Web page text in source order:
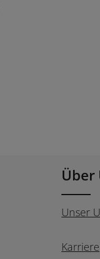
Über
Unser
Karriere